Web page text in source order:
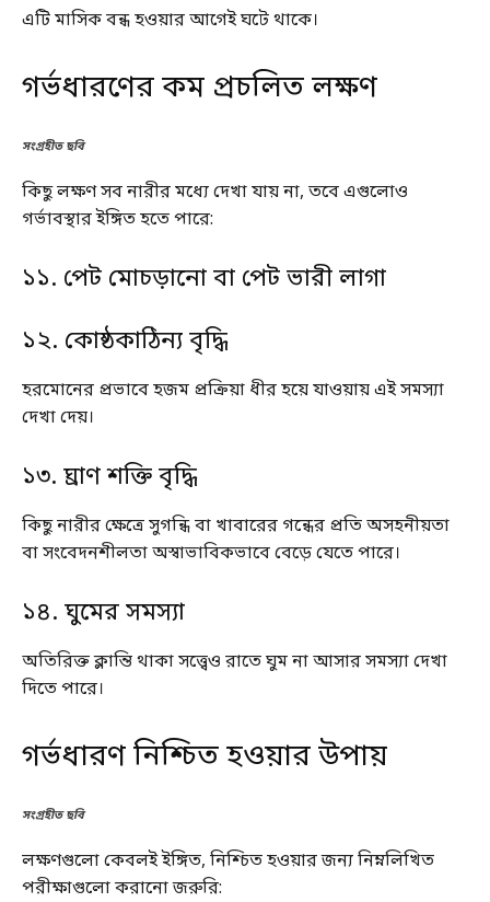
এটি মাসিক বন্ধ হওয়ার আগেই ঘটে থাকে।
গর্ভধারণের কম প্রচলিত লক্ষণ
সংগ্রহীত ছবি
কিছু লক্ষণ সব নারীর মধ্যে দেখা যায় না, তবে এগুলোও
গর্ভাবস্থার ইঙ্গিত হতে পারে:
১১. পেট মোচড়ানো বা পেট ভারী লাগা
১২. কোষ্ঠকাঠিন্য বৃদ্ধি
হরমোনের প্রভাবে হজম প্রক্রিয়া ধীর হয়ে যাওয়ায় এই সমস্যা
দেখা দেয়।
১৩. ঘ্রাণ শক্তি বৃদ্ধি
কিছু নারীর ক্ষেত্রে সুগন্ধি বা খাবারের গন্ধের প্রতি অসহনীয়তা
বা সংবেদনশীলতা অস্বাভাবিকভাবে বেড়ে যেতে পারে।
১৪. ঘুমের সমস্যা
অতিরিক্ত ক্লান্তি থাকা সত্ত্বেও রাতে ঘুম না আসার সমস্যা দেখা
দিতে পারে।
গর্ভধারণ নিশ্চিত হওয়ার উপায়
সংগ্রহীত ছবি
লক্ষণগুলো কেবলই ইঙ্গিত, নিশ্চিত হওয়ার জন্য নিম্নলিখিত
পরীক্ষাগুলো করানো জরুরি: